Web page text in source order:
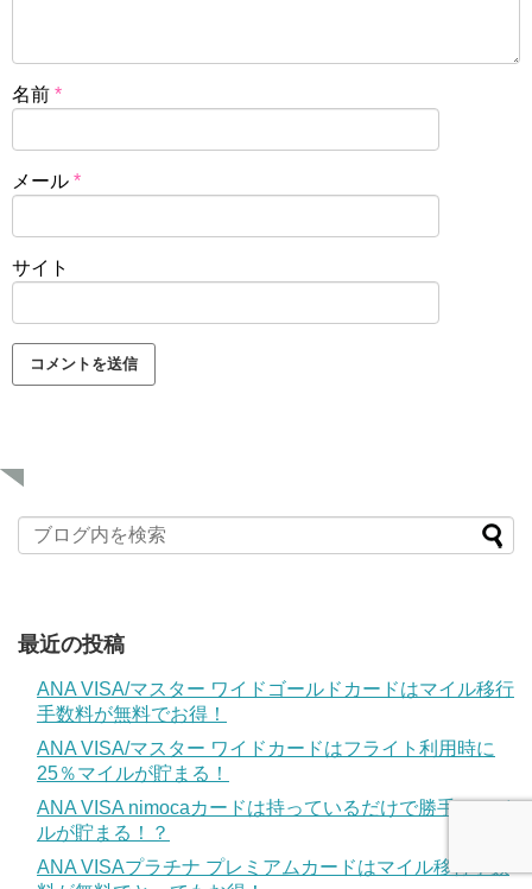
名前 *
メール *
サイト
最近の投稿
ANA VISA/マスター ワイドゴールドカードはマイル移行
手数料が無料でお得！
ANA VISA/マスター ワイドカードはフライト利用時に
25％マイルが貯まる！
ANA VISA nimocaカードは持っているだけで勝手にマイ
ルが貯まる！？
ANA VISAプラチナ プレミアムカードはマイル移行手数